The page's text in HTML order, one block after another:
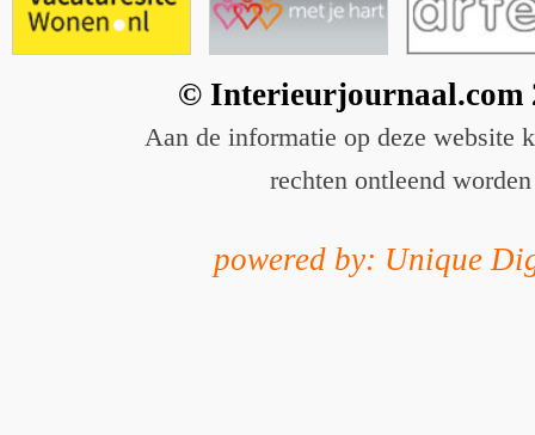
© Interieurjournaal.com
Aan de informatie op deze website
rechten ontleend worden
powered by: Unique